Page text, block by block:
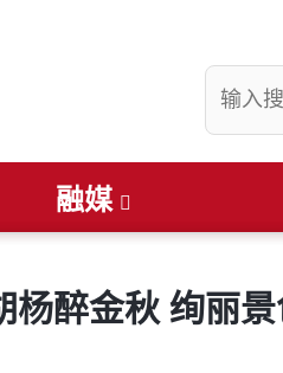
融媒
杨醉金秋 绚丽